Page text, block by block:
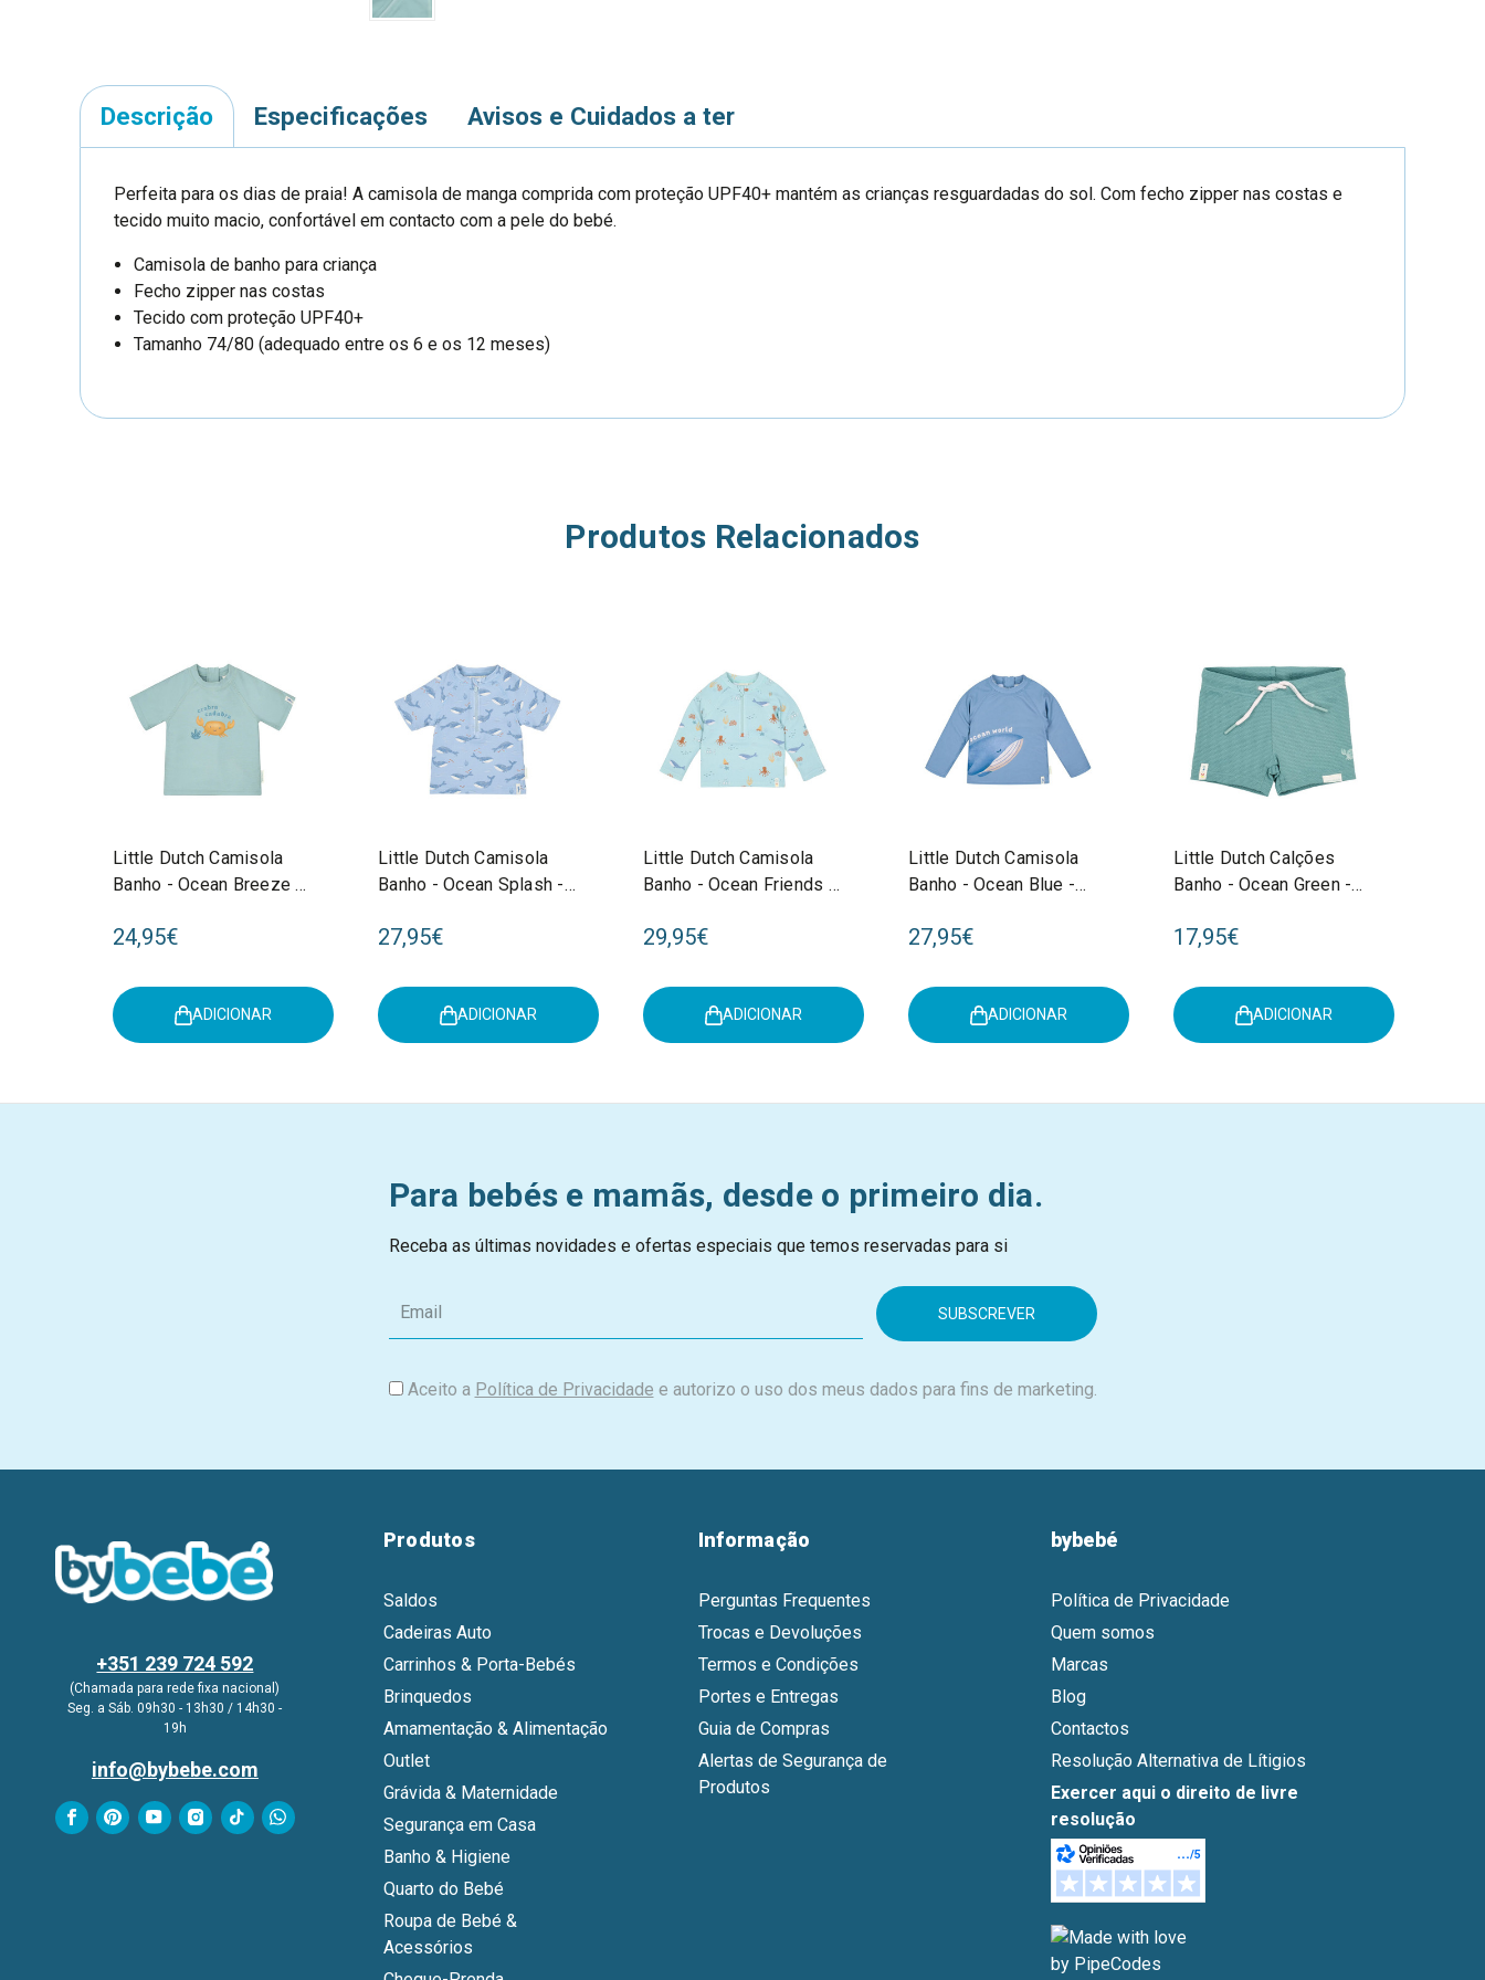
Descrição Especificações Avisos e Cuidados a ter
Perfeita para os dias de praia! A camisola de manga comprida com proteção UPF40+ mantém as crianças resguardadas do sol. Com fecho zipper nas costas e
tecido muito macio, confortável em contacto com a pele do bebé.
Camisola de banho para criança
Fecho zipper nas costas
Tecido com proteção UPF40+
Tamanho 74/80 (adequado entre os 6 e os 12 meses)
Produtos Relacionados
Little Dutch Camisola
Banho - Ocean Breeze -
24,95€
ADICIONAR
Little Dutch Camisola
Banho - Ocean Splash -
27,95€
ADICIONAR
Little Dutch Camisola
Banho - Ocean Friends -
29,95€
ADICIONAR
Little Dutch Camisola
Banho - Ocean Blue -
27,95€
ADICIONAR
Little Dutch Calções
Banho - Ocean Green -
17,95€
ADICIONAR
Para bebés e mamãs, desde o primeiro dia.
Receba as últimas novidades e ofertas especiais que temos reservadas para si
m
i
Aceito a Política de Privacidade e autorizo o uso dos meus dados para fins de marketing.
+351 239 724 592
(Chamada para rede fixa nacional)
Seg. a Sáb. 09h30 - 13h30 / 14h30 -
19h
info@bybebe.com
Produtos
Saldos
Cadeiras Auto
Carrinhos & Porta-Bebés
Brinquedos
Amamentação & Alimentação
Outlet
Grávida & Maternidade
Segurança em Casa
Banho & Higiene
Quarto do Bebé
Roupa de Bebé &
Acessórios
Informação
Perguntas Frequentes
Trocas e Devoluções
Termos e Condições
Portes e Entregas
Guia de Compras
Alertas de Segurança de
Produtos
bybebé
Política de Privacidade
Quem somos
Marcas
Blog
Contactos
Resolução Alternativa de Lítigios
Exercer aqui o direito de livre
resolução